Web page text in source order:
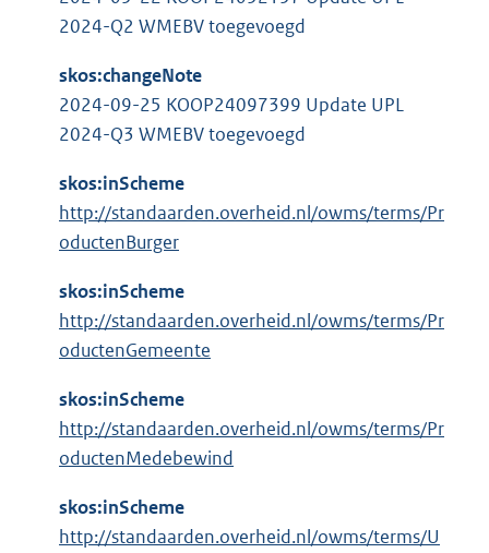
2024-Q2 WMEBV toegevoegd
skos:changeNote
2024-09-25 KOOP24097399 Update UPL
2024-Q3 WMEBV toegevoegd
skos:inScheme
http://standaarden.overheid.nl/owms/terms/Pr
oductenBurger
skos:inScheme
http://standaarden.overheid.nl/owms/terms/Pr
oductenGemeente
skos:inScheme
http://standaarden.overheid.nl/owms/terms/Pr
oductenMedebewind
skos:inScheme
http://standaarden.overheid.nl/owms/terms/U